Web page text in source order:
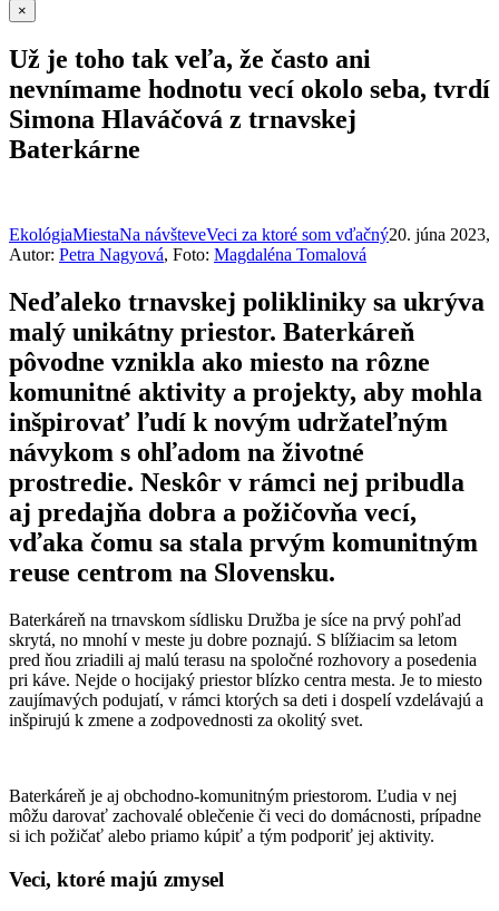
×
Už je toho tak veľa, že často ani
nevnímame hodnotu vecí okolo seba, tvrdí
Simona Hlaváčová z trnavskej
Baterkárne
EkológiaMiestaNa návšteveVeci za ktoré som vďačný20. júna 2023,
Autor: Petra Nagyová, Foto: Magdaléna Tomalová
Neďaleko trnavskej polikliniky sa ukrýva
malý unikátny priestor. Baterkáreň
pôvodne vznikla ako miesto na rôzne
komunitné aktivity a projekty, aby mohla
inšpirovať ľudí k novým udržateľným
návykom s ohľadom na životné
prostredie. Neskôr v rámci nej pribudla
aj predajňa dobra a požičovňa vecí,
vďaka čomu sa stala prvým komunitným
reuse centrom na Slovensku.
Baterkáreň na trnavskom sídlisku Družba je síce na prvý pohľad
skrytá, no mnohí v meste ju dobre poznajú. S blížiacim sa letom
pred ňou zriadili aj malú terasu na spoločné rozhovory a posedenia
pri káve. Nejde o hocijaký priestor blízko centra mesta. Je to miesto
zaujímavých podujatí, v rámci ktorých sa deti i dospelí vzdelávajú a
inšpirujú k zmene a zodpovednosti za okolitý svet.
Baterkáreň je aj obchodno-komunitným priestorom. Ľudia v nej
môžu darovať zachovalé oblečenie či veci do domácnosti, prípadne
si ich požičať alebo priamo kúpiť a tým podporiť jej aktivity.
Veci, ktoré majú zmysel